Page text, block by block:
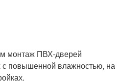
монтаж ПВХ-дверей
повышенной влажностью, на